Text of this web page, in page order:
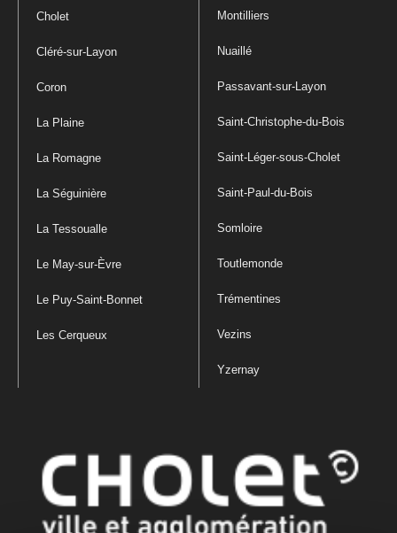
Cholet
Cléré-sur-Layon
Coron
La Plaine
La Romagne
La Séguinière
La Tessoualle
Le May-sur-Èvre
Le Puy-Saint-Bonnet
Les Cerqueux
Montilliers
Nuaillé
Passavant-sur-Layon
Saint-Christophe-du-Bois
Saint-Léger-sous-Cholet
Saint-Paul-du-Bois
Somloire
Toutlemonde
Trémentines
Vezins
Yzernay